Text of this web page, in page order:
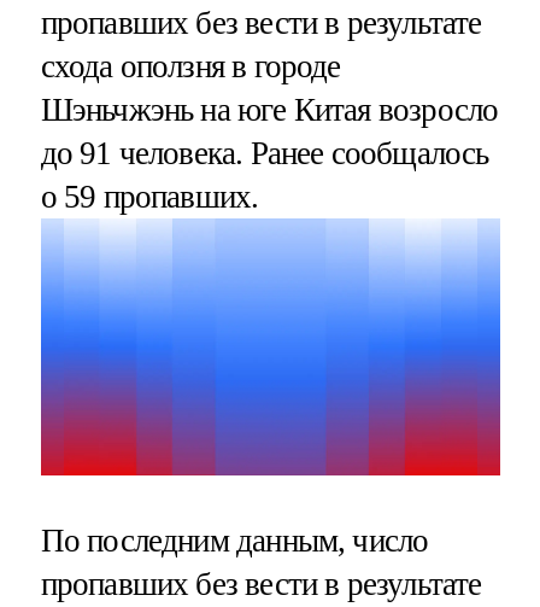
пропавших без вести в результате
схода оползня в городе
Шэньчжэнь на юге Китая возросло
до 91 человека. Ранее сообщалось
о 59 пропавших.
По последним данным, число
пропавших без вести в результате